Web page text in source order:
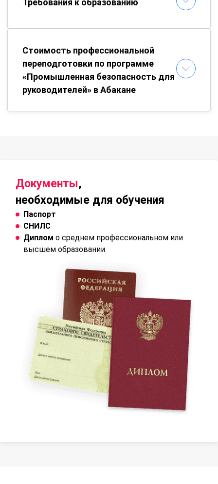
Требования к образованию
Стоимость профессиональной
переподготовки по программе
«Промышленная безопасность для
руководителей» в Абакане
Документы,
необходимые для обучения
Паспорт
СНИЛС
Диплом о среднем профессиональном или
высшем образовании